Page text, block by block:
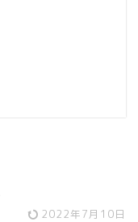
2022年7月10日